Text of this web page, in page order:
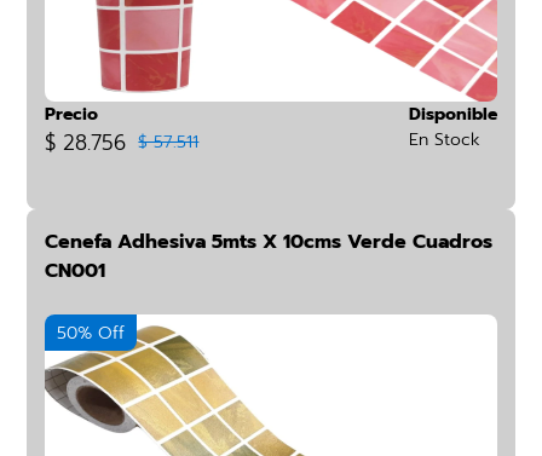
Precio
$ 28.756 $ 57.511
Disponible
En Stock
Cenefa Adhesiva 5mts X 10cms Verde Cuadros
CN001
50% Off